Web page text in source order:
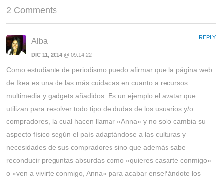
2 Comments
Alba
DIC 11, 2014 @ 09:14:22
Como estudiante de periodismo puedo afirmar que la página web
de Ikea es una de las más cuidadas en cuanto a recursos
multimedia y gadgets añadidos. Es un ejemplo el avatar que
utilizan para resolver todo tipo de dudas de los usuarios y/o
compradores, la cual hacen llamar «Anna» y no solo cambia su
aspecto físico según el país adaptándose a las culturas y
necesidades de sus compradores sino que además sabe
reconducir preguntas absurdas como «quieres casarte conmigo»
o «ven a vivirte conmigo, Anna» para acabar enseñándote los
REPLY